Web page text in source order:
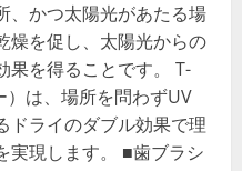
、かつ太陽光があたる場
燥を促し、太陽光からの
果を得ることです。 T-
は、場所を問わずUV
ドライのダブル効果で理
実現します。 ■歯ブラシ